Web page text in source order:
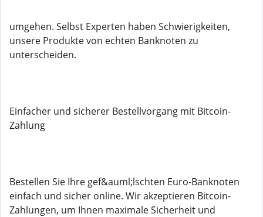
umgehen. Selbst Experten haben Schwierigkeiten,
unsere Produkte von echten Banknoten zu
unterscheiden.
Einfacher und sicherer Bestellvorgang mit Bitcoin-
Zahlung
Bestellen Sie Ihre gef&auml;lschten Euro-Banknoten
einfach und sicher online. Wir akzeptieren Bitcoin-
Zahlungen, um Ihnen maximale Sicherheit und